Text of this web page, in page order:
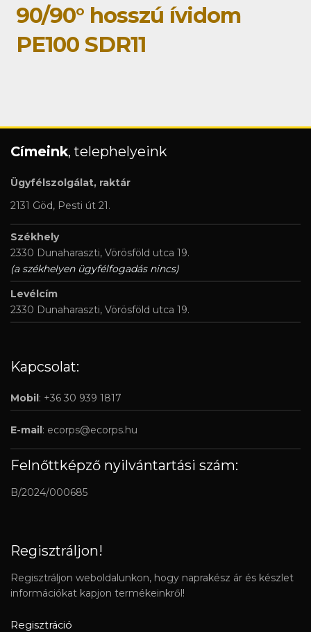
90/90° hosszú ívidom
PE100 SDR11
Címeink, telephelyeink
Ügyfélszolgálat, raktár
2131 Göd, Pesti út 21.
Székhely
2330 Dunaharaszti, Vörösföld utca 19.
(a székhelyen ügyfélfogadás nincs)
Levélcím
2330 Dunaharaszti, Vörösföld utca 19.
Kapcsolat:
Mobil: +36 30 939 1817
E-mail: ecorps@ecorps.hu
Felnőttképző nyilvántartási szám:
B/2024/000685
Regisztráljon!
Regisztráljon weboldalunkon, hogy naprakész ár és készlet
információkat kapjon termékeinkről!
Regisztráció